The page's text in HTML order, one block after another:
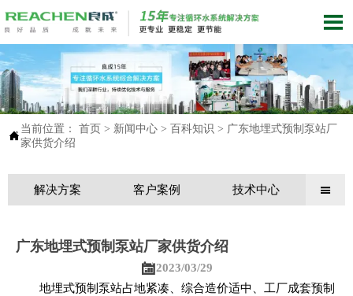


当前位置： 首页 > 新闻中心 > 百科知识 > 广东地埋式预制泵站厂
家供货介绍
解决方案 客户案例 技术中心 
广东地埋式预制泵站厂家供货介绍
2023/03/29
地埋式预制泵站占地紧凑、综合造价适中、工厂成套预制